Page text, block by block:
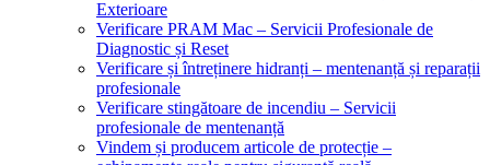
Exterioare
Verificare PRAM Mac – Servicii Profesionale de
Diagnostic și Reset
Verificare și întreținere hidranți – mentenanță și reparații
profesionale
Verificare stingătoare de incendiu – Servicii
profesionale de mentenanță
Vindem și producem articole de protecție –